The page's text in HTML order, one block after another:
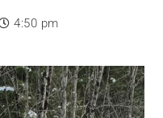
4:50 pm